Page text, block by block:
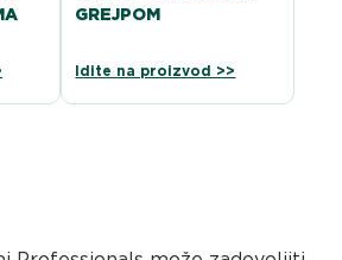
GREJPOM
Idite na proizvod >>